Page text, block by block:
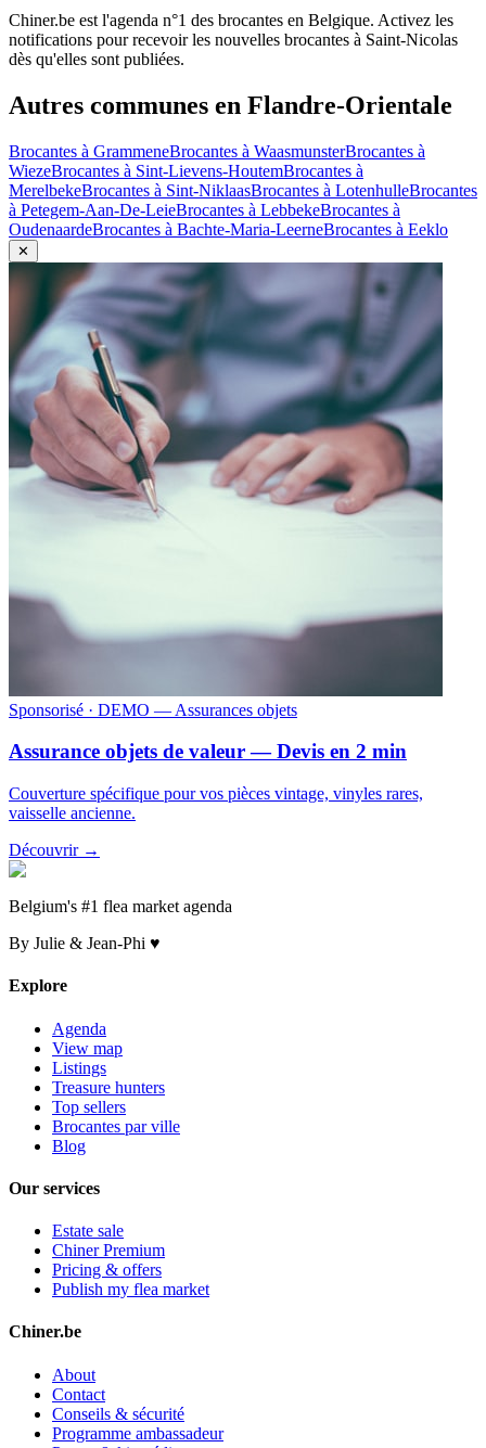
Chiner.be est l'agenda n°1 des brocantes en Belgique. Activez les
notifications pour recevoir les nouvelles brocantes à Saint-Nicolas
dès qu'elles sont publiées.
Autres communes en Flandre-Orientale
Brocantes à GrammeneBrocantes à WaasmunsterBrocantes à
WiezeBrocantes à Sint-Lievens-HoutemBrocantes à
MerelbekeBrocantes à Sint-NiklaasBrocantes à LotenhulleBrocantes
à Petegem-Aan-De-LeieBrocantes à LebbekeBrocantes à
OudenaardeBrocantes à Bachte-Maria-LeerneBrocantes à Eeklo
✕
Sponsorisé · DEMO — Assurances objets
Assurance objets de valeur — Devis en 2 min
Couverture spécifique pour vos pièces vintage, vinyles rares,
vaisselle ancienne.
Découvrir →
Belgium's #1 flea market agenda
By Julie & Jean-Phi ♥
Explore
Agenda
View map
Listings
Treasure hunters
Top sellers
Brocantes par ville
Blog
Our services
Estate sale
Chiner Premium
Pricing & offers
Publish my flea market
Chiner.be
About
Contact
Conseils & sécurité
Programme ambassadeur